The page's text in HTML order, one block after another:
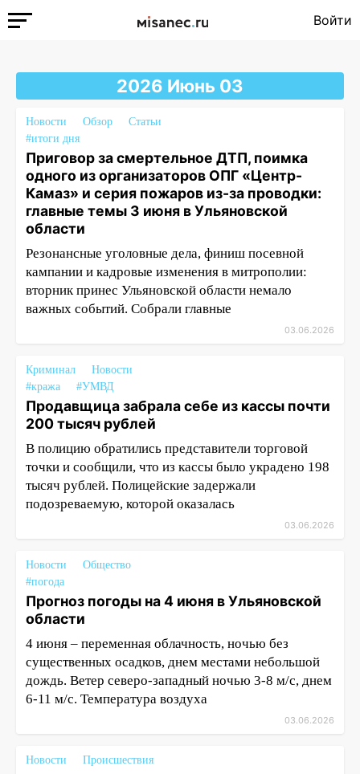
Войти
2026 Июнь 03
Новости Обзор
Статьи
#итоги дня
Приговор за смертельное ДТП, поимка
одного из организаторов ОПГ «Центр-
Камаз» и серия пожаров из-за проводки:
главные темы 3 июня в Ульяновской
области
Резонансные уголовные дела, финиш посевной
кампании и кадровые изменения в митрополии:
вторник принес Ульяновской области немало
важных событий. Собрали главные
03.06.2026
Криминал
Новости
#кража
#УМВД
Продавщица забрала себе из кассы почти
200 тысяч рублей
В полицию обратились представители торговой
точки и сообщили, что из кассы было украдено 198
тысяч рублей. Полицейские задержали
подозреваемую, которой оказалась
03.06.2026
Новости
Общество
#погода
Прогноз погоды на 4 июня в Ульяновской
области
4 июня – переменная облачность, ночью без
существенных осадков, днем местами небольшой
дождь. Ветер северо-западный ночью 3-8 м/с, днем
6-11 м/с. Температура воздуха
03.06.2026
Новости Происшествия